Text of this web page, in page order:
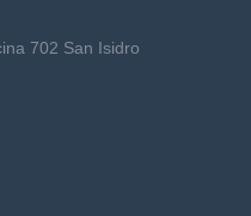
702 San Isidro